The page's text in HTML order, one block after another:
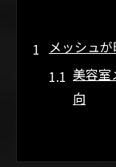
メッシュ
美容室
向
福岡